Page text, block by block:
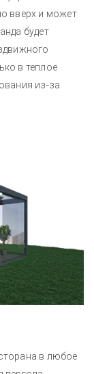
вверх и может
будет
в теплое
из-за
в любое